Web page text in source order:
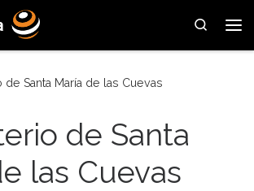
Search
de Santa María de las Cuevas
de Santa
las Cuevas